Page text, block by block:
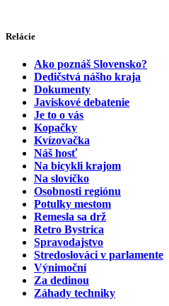
Relácie
Ako poznáš Slovensko?
Dedičstvá nášho kraja
Dokumenty
Javiskové debatenie
Je to o vás
Kopačky
Kvízovačka
Náš hosť
Na bicykli krajom
Na slovíčko
Osobnosti regiónu
Potulky mestom
Remesla sa drž
Retro Bystrica
Spravodajstvo
Stredoslováci v parlamente
Výnimoční
Za dedinou
Záhady techniky